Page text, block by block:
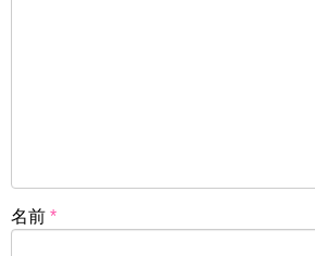
名前 *